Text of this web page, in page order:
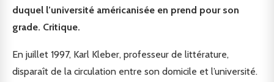
duquel l’université américanisée en prend pour son
grade. Critique.
En juillet 1997, Karl Kleber, professeur de littérature,
disparaît de la circulation entre son domicile et l’université.